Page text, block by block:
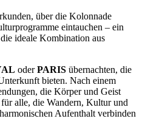
über die Kolonnade
eintauchen – ein
ideale Kombination aus
oderPARIS übernachten, die
bieten. Nach einem
die Körper und Geist
alle, die Wandern, Kultur und
Aufenthalt verbinden